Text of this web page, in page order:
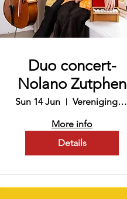
Duo concert-
Nolano Zutphen
Sun 14 Jun
Vereniging NOLANO KADE
More info
Details